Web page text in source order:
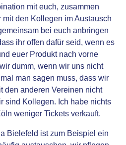
mit euch, zusammen
den Kollegen im Austausch
bei euch anbringen
ihr offen dafür seid, wenn es
euer Produkt nach vorne
dumm, wenn wir uns nicht
man sagen muss, dass wir
den anderen Vereinen nicht
sind Kollegen. Ich habe nichts
weniger Tickets verkauft.
Bielefeld ist zum Beispiel ein